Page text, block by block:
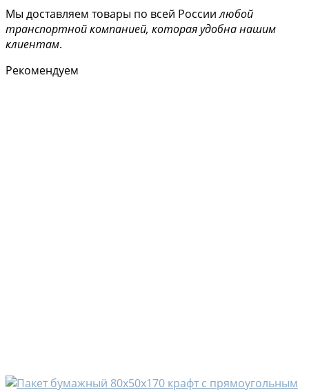
Мы доставляем товары по всей Россиилюбой
транспортной компанией, которая удобна нашим
клиентам.
Рекомендуем